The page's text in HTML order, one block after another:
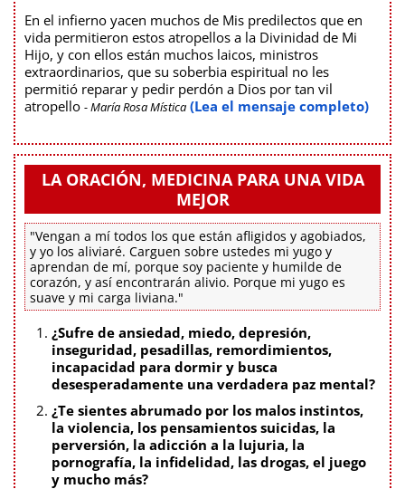
En el infierno yacen muchos de Mis predilectos que en
vida permitieron estos atropellos a la Divinidad de Mi
Hijo, y con ellos están muchos laicos, ministros
extraordinarios, que su soberbia espiritual no les
permitió reparar y pedir perdón a Dios por tan vil
atropello - María Rosa Mística (Lea el mensaje completo)
LA ORACIÓN, MEDICINA PARA UNA VIDA
MEJOR
"Vengan a mí todos los que están afligidos y agobiados,
y yo los aliviaré. Carguen sobre ustedes mi yugo y
aprendan de mí, porque soy paciente y humilde de
corazón, y así encontrarán alivio. Porque mi yugo es
suave y mi carga liviana."
¿Sufre de ansiedad, miedo, depresión,
inseguridad, pesadillas, remordimientos,
incapacidad para dormir y busca
desesperadamente una verdadera paz mental?
¿Te sientes abrumado por los malos instintos,
la violencia, los pensamientos suicidas, la
perversión, la adicción a la lujuria, la
pornografía, la infidelidad, las drogas, el juego
y mucho más?